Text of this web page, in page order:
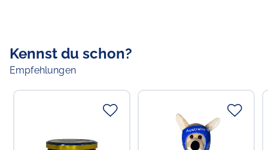
Kennst du schon?
Empfehlungen